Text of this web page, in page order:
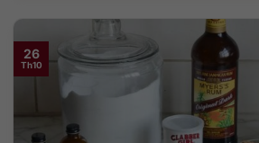
26
Th10